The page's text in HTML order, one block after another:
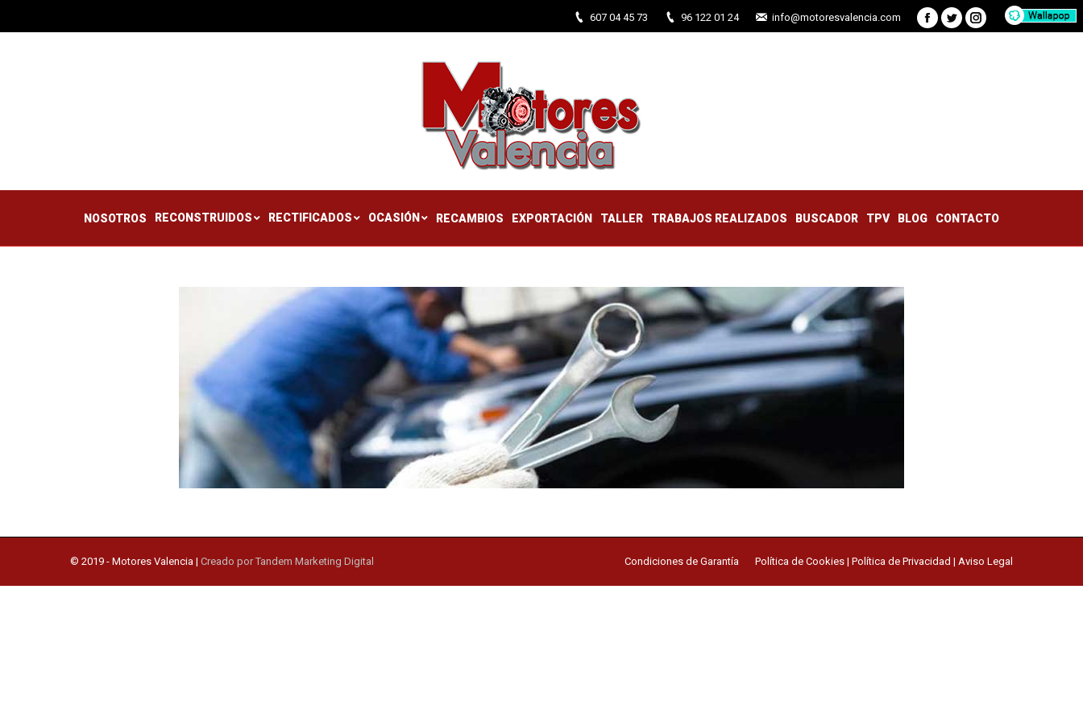
607 04 45 73 96 122 01 24 info@motoresvalencia.com
Facebook
TwitterInstagram
NOSOTROS RECONSTRUIDOS RECTIFICADOS OCASIÓN RECAMBIOS EXPORTACIÓN TALLER TRABAJOS REALIZADOS BUSCADOR TPV BLOG CONTACTO
© 2019 - Motores Valencia | Creado por Tandem Marketing Digital Condiciones de Garantía Política de Cookies | Política de Privacidad | Aviso Legal
NOSOTROS RECONSTRUIDOS RECTIFICADOS OCASIÓN RECAMBIOS EXPORTACIÓN TALLER TRABAJOS REALIZADOS BUSCADOR TPV BLOG CONTACTO